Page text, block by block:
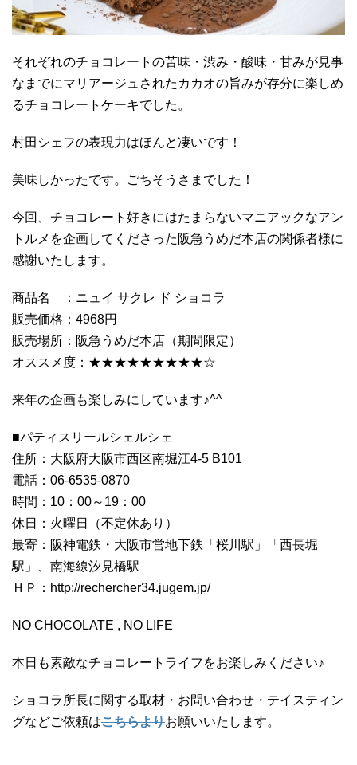
それぞれのチョコレートの苦味・渋み・酸味・甘みが見事
なまでにマリアージュされたカカオの旨みが存分に楽しめ
るチョコレートケーキでした。
村田シェフの表現力はほんと凄いです！
美味しかったです。ごちそうさまでした！
今回、チョコレート好きにはたまらないマニアックなアン
トルメを企画してくださった阪急うめだ本店の関係者様に
感謝いたします。
商品名 ：ニュイ サクレ ド ショコラ
販売価格：4968円
販売場所：阪急うめだ本店（期間限定）
オススメ度：★★★★★★★★★☆
来年の企画も楽しみにしています♪^^
■パティスリールシェルシェ
住所：大阪府大阪市西区南堀江4-5 B101
電話：06-6535-0870
時間：10：00～19：00
休日：火曜日（不定休あり）
最寄：阪神電鉄・大阪市営地下鉄「桜川駅」「西長堀
駅」、南海線汐見橋駅
ＨＰ：http://rechercher34.jugem.jp/
NO CHOCOLATE , NO LIFE
本日も素敵なチョコレートライフをお楽しみください♪
ショコラ所長に関する取材・お問い合わせ・テイスティン
グなどご依頼はこちらよりお願いいたします。